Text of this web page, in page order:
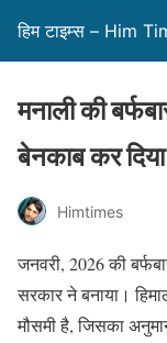
हिम टाइम्स – Him
मनाली की
बेनकाब कर दिया
Himtimes
जनवरी, 2026 की
सरकार ने बनाया।
मौसमी है, जिसका